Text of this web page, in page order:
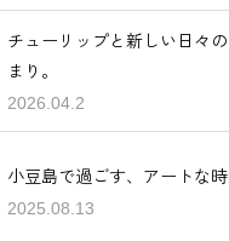
チューリップと新しい日々
まり。
2026.04.2
小豆島で過ごす、アートな時
2025.08.13